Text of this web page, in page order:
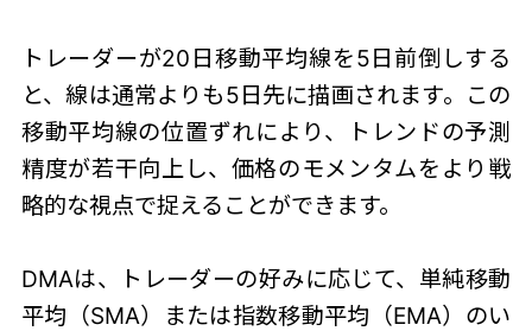
トレーダーが20日移動平均線を5日前倒しする
と、線は通常よりも5日先に描画されます。この
移動平均線の位置ずれにより、トレンドの予測
精度が若干向上し、価格のモメンタムをより戦
略的な視点で捉えることができます。
DMAは、トレーダーの好みに応じて、単純移動
平均（SMA）または指数移動平均（EMA）のい